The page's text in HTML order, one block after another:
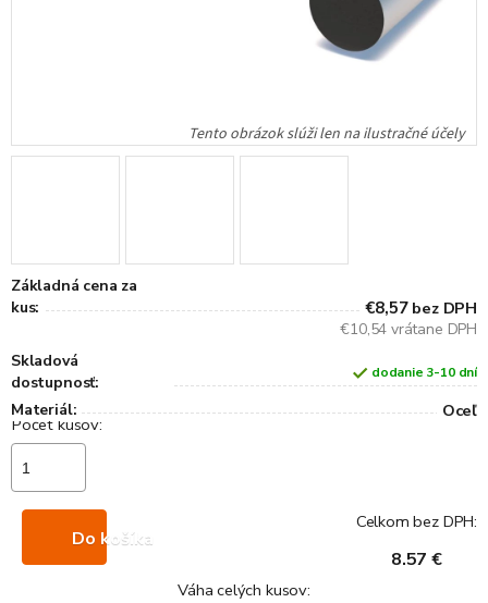
Základná cena za
kus:
€8,57 bez DPH
€10,54 vrátane DPH
Skladová
dostupnosť:
dodanie 3-10 dní
Materiál: Oceľ
Do košíka
Váha celých kusov:
Celkom bez DPH:
8.57 €